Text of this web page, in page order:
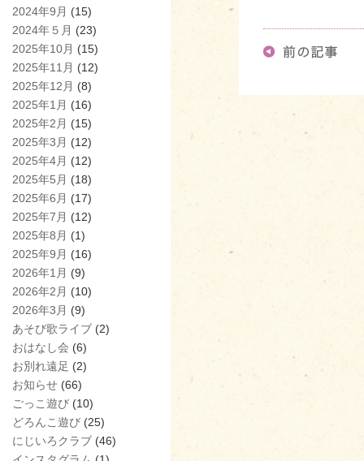
2024年9月 (15)
2024年５月 (23)
2025年10月 (15)
2025年11月 (12)
2025年12月 (8)
2025年1月 (16)
2025年2月 (15)
2025年3月 (12)
2025年4月 (12)
2025年5月 (18)
2025年6月 (17)
2025年7月 (12)
2025年8月 (1)
2025年9月 (16)
2026年1月 (9)
2026年2月 (10)
2026年3月 (9)
あそび歌ライブ (2)
おはなし会 (6)
お別れ遠足 (2)
お知らせ (66)
ごっこ遊び (10)
どろんこ遊び (25)
にじいろクラブ (46)